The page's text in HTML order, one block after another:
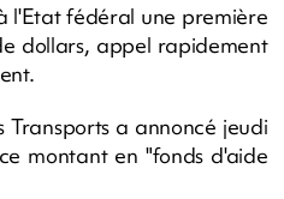
l'Etat fédéral une première
dollars, appel rapidement
Transports a annoncé jeudi
montant en "fonds d'aide